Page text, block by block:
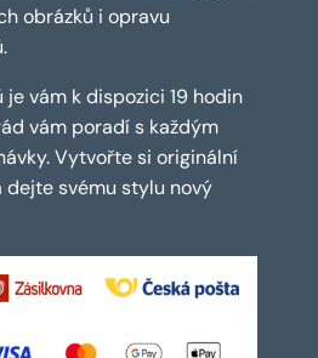
obrázků i opravu
vám k dispozici 19 hodin
vám poradí s každým
Vytvořte si originální
dejte svému stylu nový